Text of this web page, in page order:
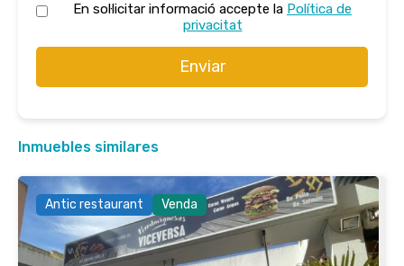
En sol·licitar informació accepte la Política de
privacitat
Enviar
Inmuebles similares
Antic restaurant Venda